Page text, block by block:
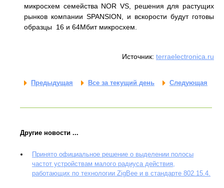
микросхем семейства NOR VS, решения для растущих
рынков компании SPANSION, и вскорости будут готовы
образцы 16 и 64Мбит микросхем.
Источник: terraelectronica.ru
Предыдущая Все за текущий день Следующая
Другие новости ...
Принято официальное решение о выделении полосы
частот устройствам малого радиуса действия,
работающих по технологии ZigBee и в стандарте 802.15.4.